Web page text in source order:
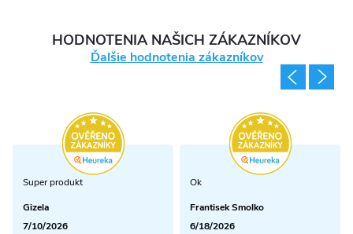
HODNOTENIA NAŠICH ZÁKAZNÍKOV
Ďalšie hodnotenia zákazníkov
Super produkt
Gizela
7/10/2026
Ok
Frantisek Smolko
6/18/2026